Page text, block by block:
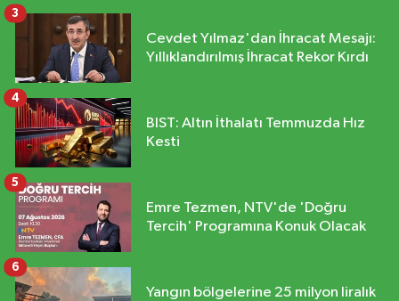
Cevdet Yılmaz'dan İhracat Mesajı:
Yıllıklandırılmış İhracat Rekor Kırdı
3
BIST: Altın İthalatı Temmuzda Hız
Kesti
4
Emre Tezmen, NTV'de 'Doğru
Tercih' Programına Konuk Olacak
5
Yangın bölgelerine 25 milyon liralık
6